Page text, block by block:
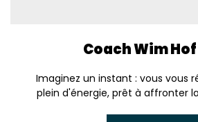
Coach Wim Hof
Imaginez un instant : vous vous
plein d'énergie, prêt à affronter